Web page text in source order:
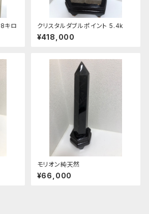
キロ クリスタルダブルポイント 5.4k
¥418,000
モリオン純天然
¥66,000